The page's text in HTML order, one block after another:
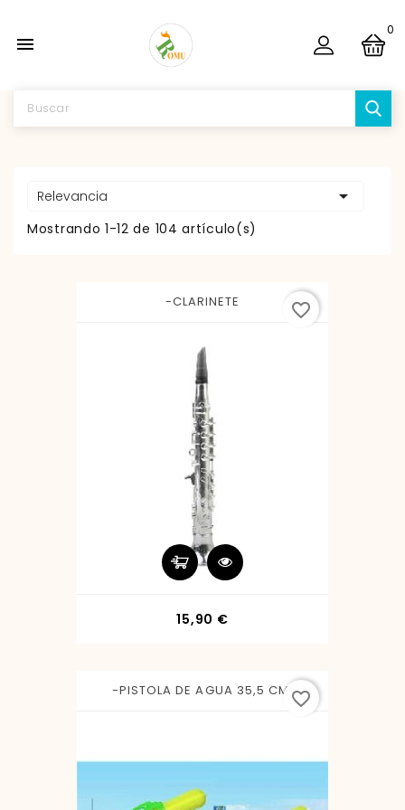

0
Relevancia 
Mostrando 1-12 de 104 artículo(s)
-CLARINETE
15,90 €
favorite_border
-PISTOLA DE AGUA 35,5 CM.favorite_border